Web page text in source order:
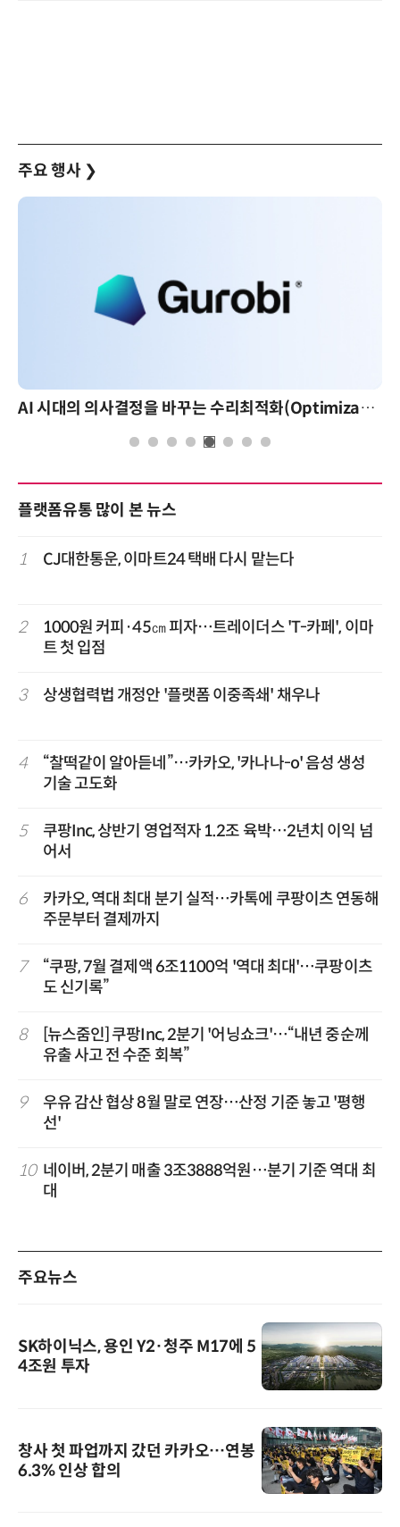
주요 행사 ❯
AI 시대의 의사결정을 바꾸는 수리최적화(Optimization): 실제 산업 적용 사례와 활용 전략
플랫폼유통 많이 본 뉴스
1 CJ대한통운, 이마트24 택배 다시 맡는다
2
1000원 커피·45㎝ 피자…트레이더스 'T-카페', 이마
트 첫 입점
3 상생협력법 개정안 '플랫폼 이중족쇄' 채우나
4
“찰떡같이 알아듣네”…카카오, '카나나-o' 음성 생성
기술 고도화
5
쿠팡Inc, 상반기 영업적자 1.2조 육박…2년치 이익 넘
어서
6
카카오, 역대 최대 분기 실적…카톡에 쿠팡이츠 연동해
주문부터 결제까지
7
“쿠팡, 7월 결제액 6조1100억 '역대 최대'…쿠팡이츠
도 신기록”
8
[뉴스줌인] 쿠팡Inc, 2분기 '어닝쇼크'…“내년 중순께
유출 사고 전 수준 회복”
9
우유 감산 협상 8월 말로 연장…산정 기준 놓고 '평행
선'
10 네이버, 2분기 매출 3조3888억원…분기 기준 역대 최
대
주요뉴스
SK하이닉스, 용인 Y2·청주 M17에 5
4조원 투자
창사 첫 파업까지 갔던 카카오…연봉
6.3% 인상 합의